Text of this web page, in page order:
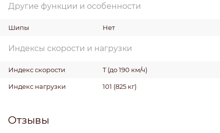
Другие функции и особенности
Шипы Нет
Индексы скорости и нагрузки
Индекс скорости T (до 190 км/ч)
Индекс нагрузки 101 (825 кг)
Отзывы